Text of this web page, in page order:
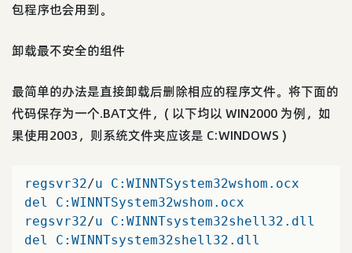
包程序也会用到。
卸载最不安全的组件
最简单的办法是直接卸载后删除相应的程序文件。将下面的
代码保存为一个.BAT文件，( 以下均以 WIN2000 为例，如
果使用2003，则系统文件夹应该是 C:WINDOWS )
regsvr32/u C :WINNTSystem32wshom.ocx
del
C :WINNTSystem32wshom.ocx
regsvr32/u C :WINNTsystem32shell32.dll
del
C :WINNTsystem32shell32.dll